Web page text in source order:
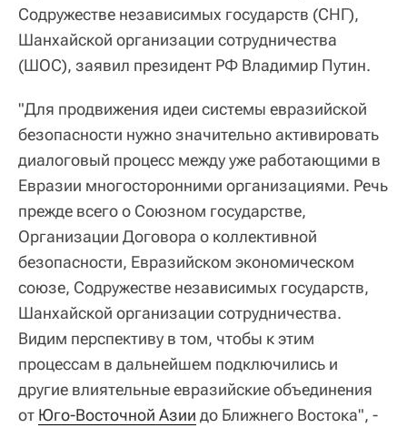
Содружестве независимых государств (СНГ),
Шанхайской организации сотрудничества
(ШОС), заявил президент РФ Владимир Путин.
"Для продвижения идеи системы евразийской
безопасности нужно значительно активировать
диалоговый процесс между уже работающими в
Евразии многосторонними организациями. Речь
прежде всего о Союзном государстве,
Организации Договора о коллективной
безопасности, Евразийском экономическом
союзе, Содружестве независимых государств,
Шанхайской организации сотрудничества.
Видим перспективу в том, чтобы к этим
процессам в дальнейшем подключились и
другие влиятельные евразийские объединения
от Юго-Восточной Азии до Ближнего Востока", -